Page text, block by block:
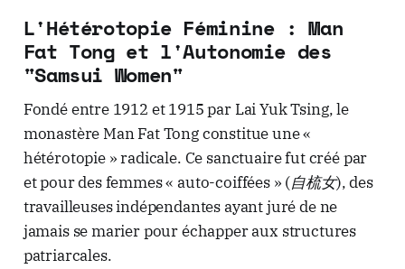
L'Hétérotopie Féminine : Man
Fat Tong et l'Autonomie des
"Samsui Women"
Fondé entre 1912 et 1915 par Lai Yuk Tsing, le
monastère Man Fat Tong constitue une «
hétérotopie » radicale. Ce sanctuaire fut créé par
et pour des femmes « auto-coiffées » (自梳女), des
travailleuses indépendantes ayant juré de ne
jamais se marier pour échapper aux structures
patriarcales.